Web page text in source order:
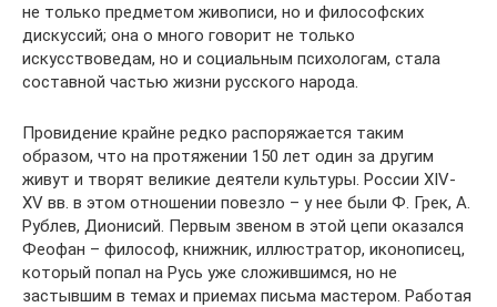
не только предметом живописи, но и философских
дискуссий; она о много говорит не только
искусствоведам, но и социальным психологам, стала
составной частью жизни русского народа.
Провидение крайне редко распоряжается таким
образом, что на протяжении 150 лет один за другим
живут и творят великие деятели культуры. России XIV-
XV вв. в этом отношении повезло – у нее были Ф. Грек, А.
Рублев, Дионисий. Первым звеном в этой цепи оказался
Феофан – философ, книжник, иллюстратор, иконописец,
который попал на Русь уже сложившимся, но не
застывшим в темах и приемах письма мастером. Работая